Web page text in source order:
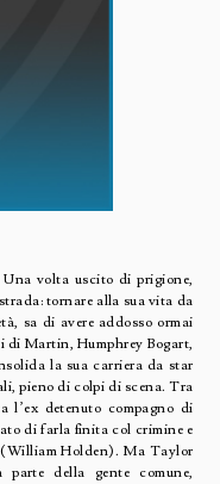
Una volta uscito di prigione,
tornare alla sua vita da
sa di avere addosso ormai
Martin, Humphrey Bogart,
la sua carriera da star
pieno di colpi di scena. Tra
l’ex detenuto compagno di
di farla finita col crimine e
(William Holden). Ma Taylor
della gente comune,